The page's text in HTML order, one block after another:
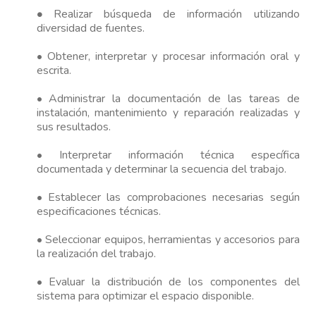
• Realizar búsqueda de información utilizando
diversidad de fuentes.
• Obtener, interpretar y procesar información oral y
escrita.
• Administrar la documentación de las tareas de
instalación, mantenimiento y reparación realizadas y
sus resultados.
• Interpretar información técnica específica
documentada y determinar la secuencia del trabajo.
• Establecer las comprobaciones necesarias según
especificaciones técnicas.
• Seleccionar equipos, herramientas y accesorios para
la realización del trabajo.
• Evaluar la distribución de los componentes del
sistema para optimizar el espacio disponible.